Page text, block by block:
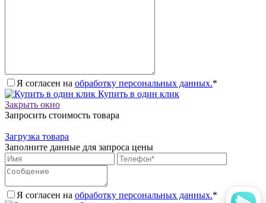
Я согласен на обработку персональных данных.*
Купить в один клик
Закрыть окно
Запросить стоимость товара
Загрузка товара
Заполните данные для запроса цены
Я согласен на обработку персональных данных.*